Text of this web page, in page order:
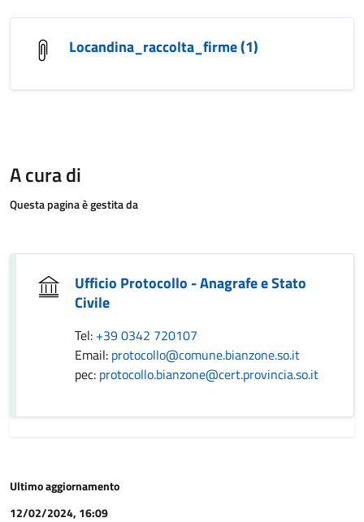
Locandina_raccolta_firme (1)
A cura di
Questa pagina è gestita da
Ufficio Protocollo - Anagrafe e Stato
Civile
Tel: +39 0342 720107
Email: protocollo@comune.bianzone.so.it
pec: protocollo.bianzone@cert.provincia.so.it
Ultimo aggiornamento
12/02/2024, 16:09